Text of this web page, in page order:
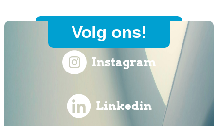
Volg ons!
Instagram
Linkedin